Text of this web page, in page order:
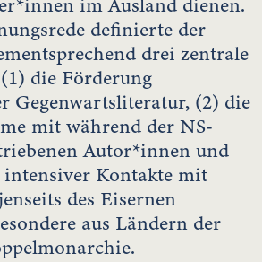
definierte der
drei zentrale
die Förderung
Gegenwartsliteratur, (2) die
mit während der NS-
Autor*innen und
intensiver Kontakte mit
des Eisernen
aus Ländern der